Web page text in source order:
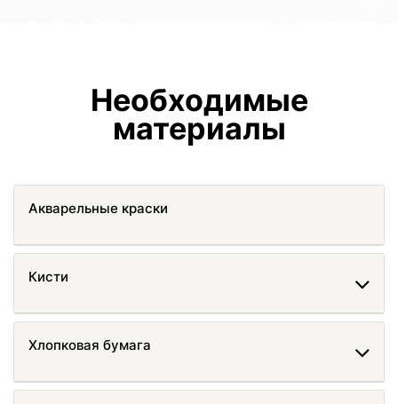
Необходимые
материалы
Акварельные краски
Кисти
Хлопковая бумага